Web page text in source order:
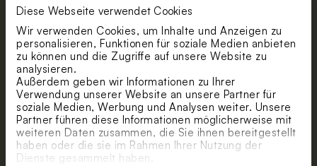
Diese Webseite verwendet Cookies
Wir verwenden Cookies, um Inhalte und Anzeigen zu
personalisieren, Funktionen für soziale Medien anbieten
zu können und die Zugriffe auf unsere Website zu
analysieren.
Außerdem geben wir Informationen zu Ihrer
Verwendung unserer Website an unsere Partner für
soziale Medien, Werbung und Analysen weiter. Unsere
Partner führen diese Informationen möglicherweise mit
weiteren Daten zusammen, die Sie ihnen bereitgestellt
haben oder die sie im Rahmen Ihrer Nutzung der
Dienste gesammelt haben.
Rabatt.
Vorname
E-Mail
Anmelden